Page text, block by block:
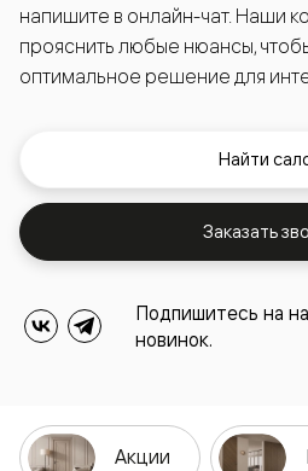
напишите в онлайн-чат. Наши
прояснить любые нюансы,
оптимальное решение для
Найти
Заказать
Подпишитесь на
новинок.
Акции